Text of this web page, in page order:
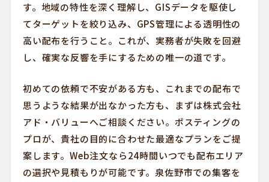
す。地域の特性を深く理解し、GISデータを駆使し
てターゲットを絞り込み、GPS管理による透明性の
高い配布を行うこと。これが、実務者が失敗を回避
し、確実な反響を手にするための唯一の道です。
初めての依頼で不安がある方も、これまでの配布で
思うような結果が出なかった方も、まずは株式会社
アド・バリューへご相談ください。ポスティングの
プロが、貴社の目的に合わせた最適なプランをご提
案します。Web注文なら24時間いつでも配布エリア
の選択や見積もりが可能です。泉佐野市での集客を